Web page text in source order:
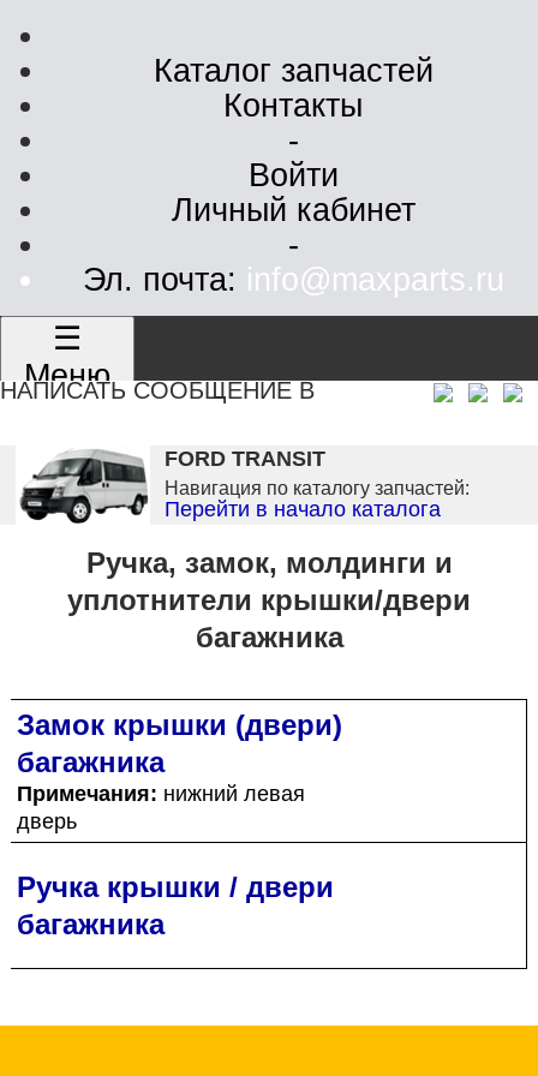
Каталог запчастей
Контакты
-
Войти
Личный кабинет
-
Эл. почта: info@maxparts.ru
☰
Меню
НАПИСАТЬ СООБЩЕНИЕ В
FORD TRANSIT
Навигация по каталогу запчастей:
Перейти в начало каталога
Ручка, замок, молдинги и
уплотнители крышки/двери
багажника
Замок крышки (двери)
багажника
Примечания: нижний левая
дверь
Ручка крышки / двери
багажника